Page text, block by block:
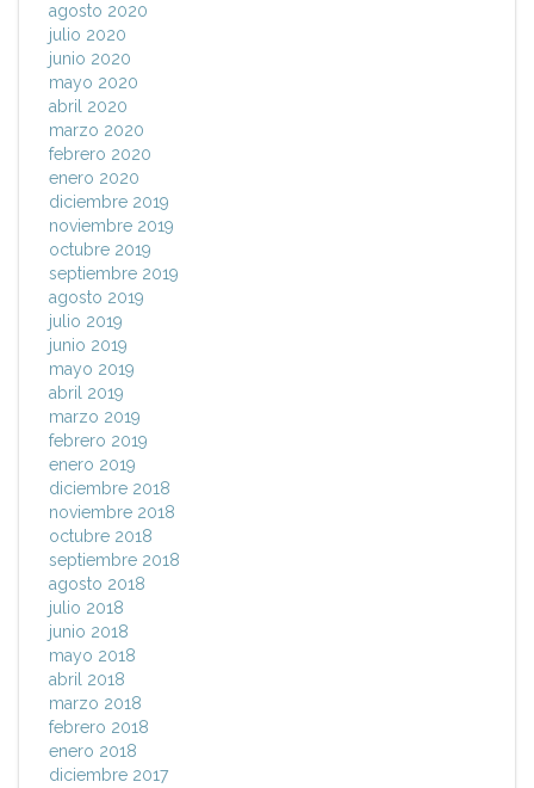
agosto 2020
julio 2020
junio 2020
mayo 2020
abril 2020
marzo 2020
febrero 2020
enero 2020
diciembre 2019
noviembre 2019
octubre 2019
septiembre 2019
agosto 2019
julio 2019
junio 2019
mayo 2019
abril 2019
marzo 2019
febrero 2019
enero 2019
diciembre 2018
noviembre 2018
octubre 2018
septiembre 2018
agosto 2018
julio 2018
junio 2018
mayo 2018
abril 2018
marzo 2018
febrero 2018
enero 2018
diciembre 2017